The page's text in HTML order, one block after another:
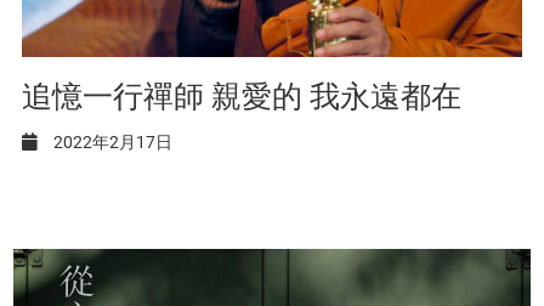
追憶一行禪師 親愛的 我永遠都在
2022年2月17日